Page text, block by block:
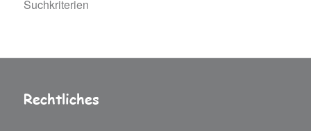
Suchkriterien
Rechtliches